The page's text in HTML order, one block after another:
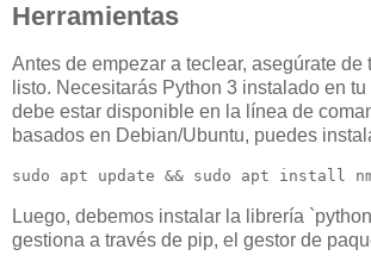
Herramientas
Antes de empezar a teclear, asegúrate de
listo. Necesitarás Python 3 instalado en
debe estar disponible en la línea de
basados en Debian/Ubuntu, puedes
sudo apt update && sudo apt install
Luego, debemos instalar la librería
gestiona a través de pip, el gestor de